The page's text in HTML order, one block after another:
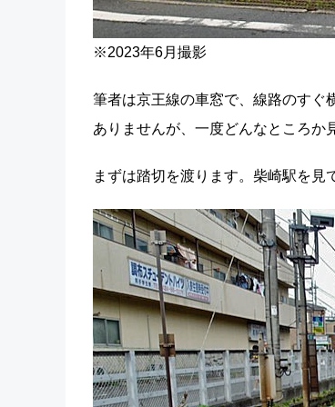
※2023年6月撮影
筆者は京王線の車窓で、線路のすぐ
ありませんが、一度どんなところか
まずは踏切を渡ります。柴崎駅を